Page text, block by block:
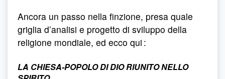
Ancora un passo nella finzione, presa quale
griglia d’analisi e progetto di sviluppo della
religione mondiale, ed ecco qui :
LA CHIESA-POPOLO DI DIO RIUNITO NELLO